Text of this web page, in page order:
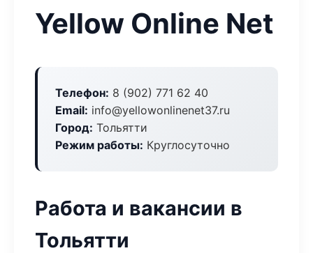
Yellow Online Net
Телефон: 8 (902) 771 62 40
Email: info@yellowonlinenet37.ru
Город: Тольятти
Режим работы: Круглосуточно
Работа и вакансии в
Тольятти